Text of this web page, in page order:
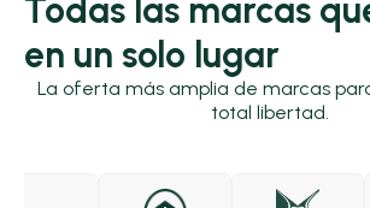
Todas las marcas
en un solo lugar
La oferta más amplia de marcas
total libertad.